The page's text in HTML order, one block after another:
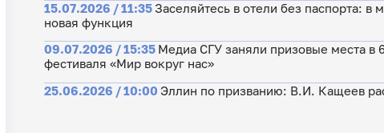
15.07.2026 / 11:35 Заселяйтесь в отели без паспорта: в
новая функция
09.07.2026 / 15:35 Медиа СГУ заняли призовые места в
фестиваля «Мир вокруг нас»
25.06.2026 / 10:00 Эллин по призванию: В.И. Кащеев